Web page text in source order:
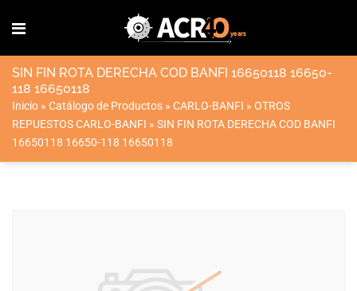
SIN FIN ROTA DERECHA COD BANFI 16650118 16650-
118 16650118
Inicio » Catálogo de Productos » CARLO-BANFI » OTROS
REPUESTOS CARLO-BANFI » SIN FIN ROTA DERECHA COD BANFI
16650118 16650-118 16650118